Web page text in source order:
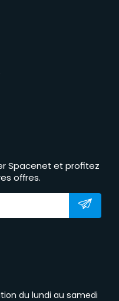
Spacenet et profitez
offres.
du lundi au samedi